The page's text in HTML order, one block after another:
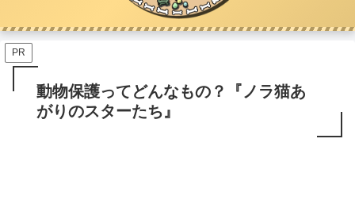
PR
動物保護ってどんなもの？『ノラ猫あ
がりのスターたち』